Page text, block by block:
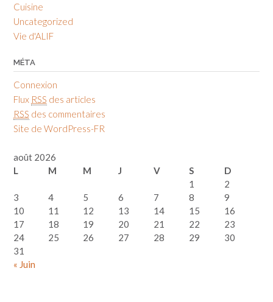
Cuisine
Uncategorized
Vie d'ALIF
MÉTA
Connexion
Flux RSS des articles
RSS des commentaires
Site de WordPress-FR
août 2026
L
M M J V S D
« Juin
1
2
3
4 5 6 7 8
9
10
11 12 13 14 15
16
17
18 19 20 21 22
23
24
25 26 27 28 29
30
31